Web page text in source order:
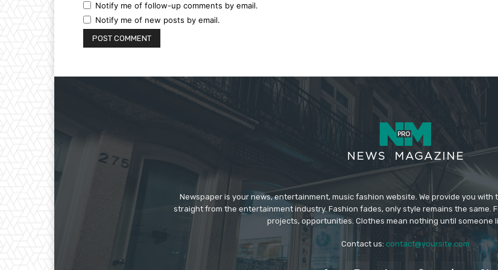
Notify me of follow-up comments by email.
Notify me of new posts by email.
Newspaper is your news, entertainment, music fashion website. We provide you
straight from the entertainment industry. Fashion fades, only style remains the same.
projects, opportunities. Clothes mean nothing until someone
Contact us: contact@yoursite.com